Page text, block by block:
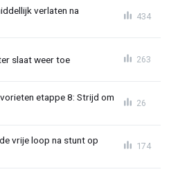
verlaten na
434
slaat weer toe 263
etappe 8: Strijd om
26
vrije loop na stunt op
174